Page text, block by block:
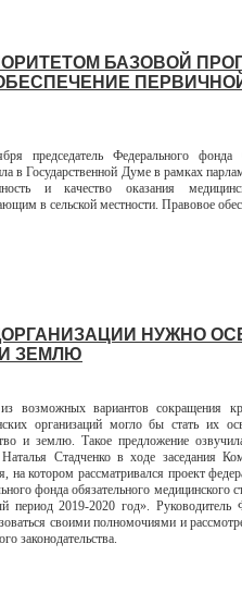
БАЗОВОЙ
председатель Федерального
в Государственной Думе в рамках
и качество оказания
в сельской местности. Правовое
НУЖНО
ЗЕМЛЮ
возможных вариантов сокращения
организаций могло бы стать их
и землю. Такое предложение
Стадченко в ходе заседания
на котором рассматривался проект
фонда обязательного медицинского
период 2019-2020 год».
своими полномочиями и
законодательства.